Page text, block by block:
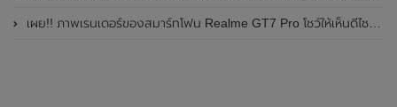
เผย!! ภาพเรนเดอร์ของสมาร์ทโฟน Realme GT7 Pro โชว์ให้เห็นดีไซน์ใหม่ พร้อมเผยรายละเอียดสเปกที่สำคัญบางส่วน